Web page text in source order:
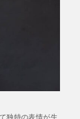
独特の表情が生